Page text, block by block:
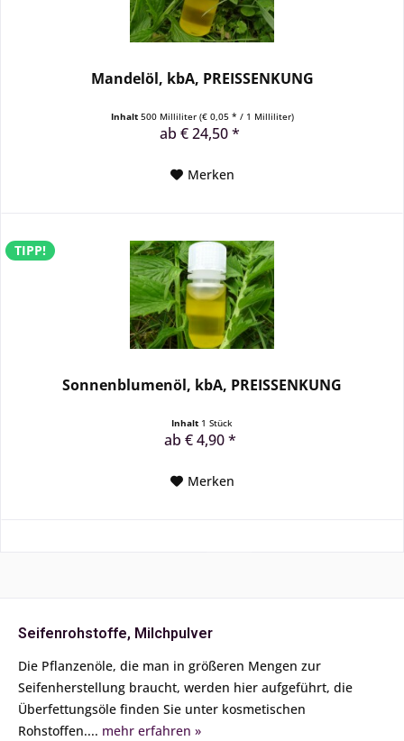
Mandelöl, kbA, PREISSENKUNG
Inhalt 500 Milliliter (€ 0,05 * / 1 Milliliter)
ab € 24,50 *
Merken
TIPP!
Sonnenblumenöl, kbA, PREISSENKUNG
Inhalt 1 Stück
ab € 4,90 *
Merken
Seifenrohstoffe, Milchpulver
Die Pflanzenöle, die man in größeren Mengen zur
Seifenherstellung braucht, werden hier aufgeführt, die
Überfettungsöle finden Sie unter kosmetischen
Rohstoffen.... mehr erfahren »